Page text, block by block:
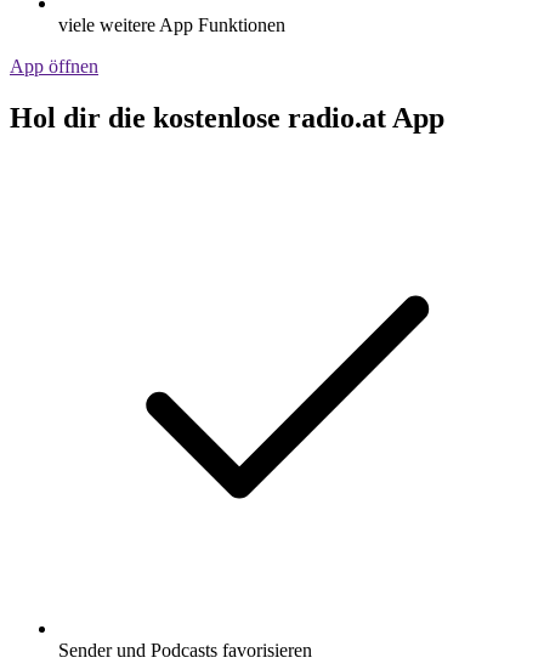
viele weitere App Funktionen
App öffnen
Hol dir die kostenlose radio.at App
Sender und Podcasts favorisieren